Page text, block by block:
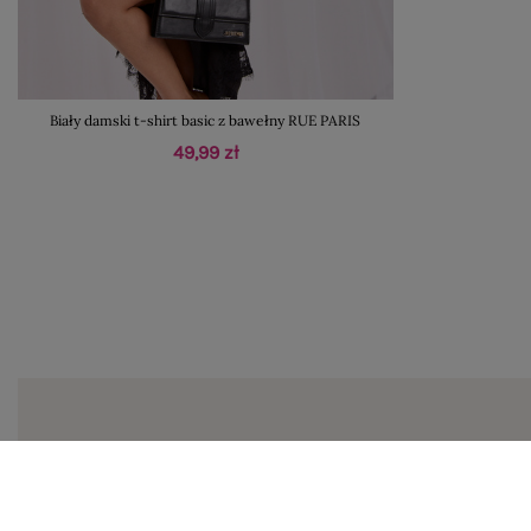
Biały damski t-shirt basic z bawełny RUE PARIS
49,99 zł